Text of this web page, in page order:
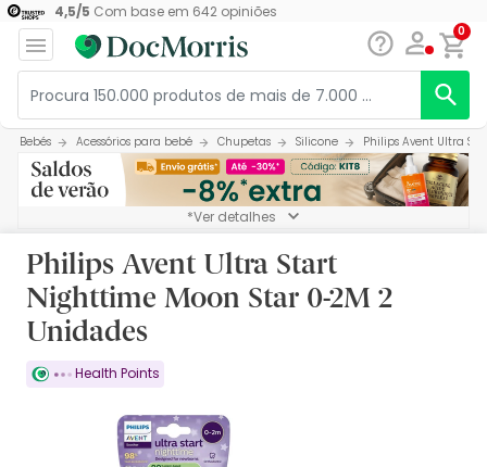
4,5/5 Com base em 642opiniões
0
Bebés Acessórios para bebé Chupetas Silicone Philips Avent Ultra
*Ver detalhes
Philips Avent Ultra Start
Nighttime Moon Star 0-2M 2
Unidades
Health Points